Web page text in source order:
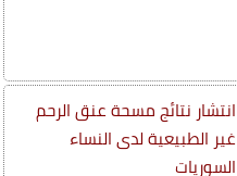
انتشار نتائج مسحة عنق الرحم
غير الطبيعية لدى النساء
السوريات